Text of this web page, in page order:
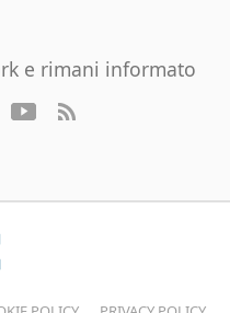
e rimani informato